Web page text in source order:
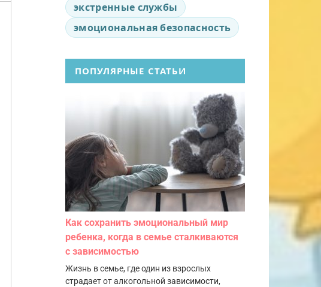
экстренные службы
эмоциональная безопасность
ПОПУЛЯРНЫЕ СТАТЬИ
Как сохранить эмоциональный мир
ребенка, когда в семье сталкиваются
с зависимостью
Жизнь в семье, где один из взрослых
страдает от алкогольной зависимости,